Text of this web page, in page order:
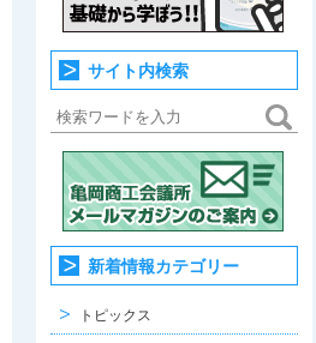
サイト内検索
新着情報カテゴリー
トピックス